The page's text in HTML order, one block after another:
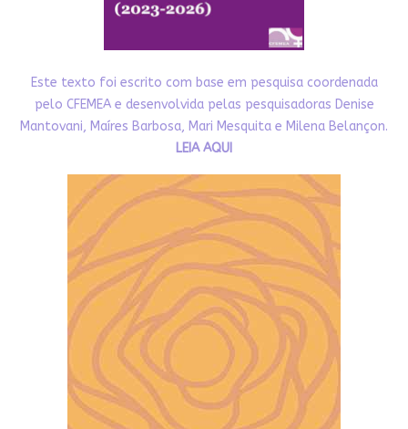
Este texto foi escrito com base em pesquisa coordenada
pelo CFEMEA e desenvolvida pelas pesquisadoras Denise
Mantovani, Maíres Barbosa, Mari Mesquita e Milena Belançon.
LEIA AQUI